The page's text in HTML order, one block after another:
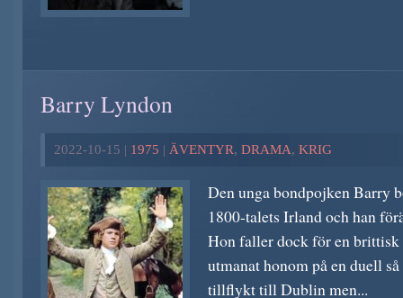
Barry Lyndon
2022-10-15 | 1975 | ÄVENTYR, DRAMA, KRIG
Den unga bondpojken Barry
1800-talets Irland och han
Hon faller dock för en
utmanat honom på en duell
tillflykt till Dublin men...